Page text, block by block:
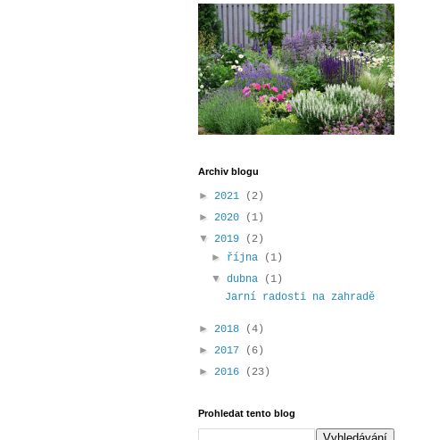
Archiv blogu
► 2021
(2)
► 2020
(1)
▼ 2019
(2)
► října
(1)
▼dubna
(1)
Jarní radosti na zahradě
► 2018
(4)
► 2017
(6)
► 2016 (23)
Prohledat tento blog